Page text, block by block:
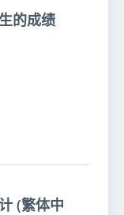
的成绩
(繁体中